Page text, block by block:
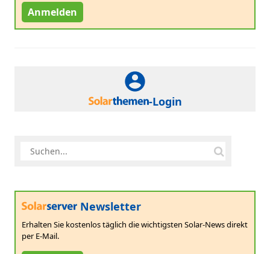
Anmelden
-Login
Newsletter
Erhalten Sie kostenlos täglich die wichtigsten Solar-News direkt
per E-Mail.